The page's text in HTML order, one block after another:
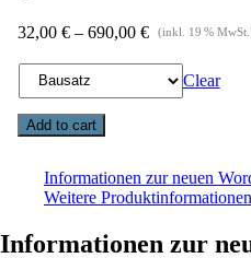
32,00 € – 690,00 €
Clear
Add to cart
Informationen zur neuen
Weitere Produktinformationen
Informationen zur